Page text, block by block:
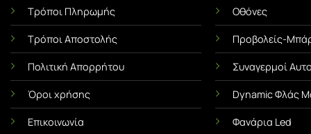
Τρόποι Πληρωμής
Τρόποι Αποστολής
Πολιτική Απορρήτου
Όροι χρήσης
Επικοινωνία
Οθόνες
Προβολείς-
Συναγερμοί
Dynamic Φλάς
Φανάρια Led
Όσα
ή
ΜΕΜΒΡΆΝΕΣ ΟΧΗΜΆΤΩΝ
Αντηλιακές Μεμβράνες Αυτοκινήτου
Πλήρης Οδηγός! Πλεονεκτήματα &
Χρήσιμες Συμβουλές
Οι αντηλιακές μεμβράνες
(γνωστές και ως φιμέ
Αντιχαρακτική
Ασπίδα του
Τι είναι η
(Paint